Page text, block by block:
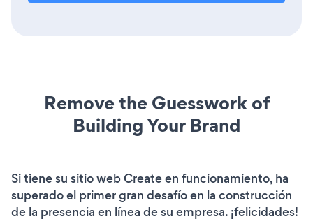
Remove the Guesswork of
Building Your Brand
Si tiene su sitio web Create en funcionamiento, ha
superado el primer gran desafío en la construcción
de la presencia en línea de su empresa. ¡felicidades!